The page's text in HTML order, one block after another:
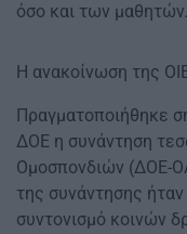
όσο και των μαθητών.
H ανακοίνωση της
Πραγματοποιήθηκε
ΔΟΕ η συνάντηση
Ομοσπονδιών (ΔΟΕ-
της συνάντησης
συντονισμό κοινών